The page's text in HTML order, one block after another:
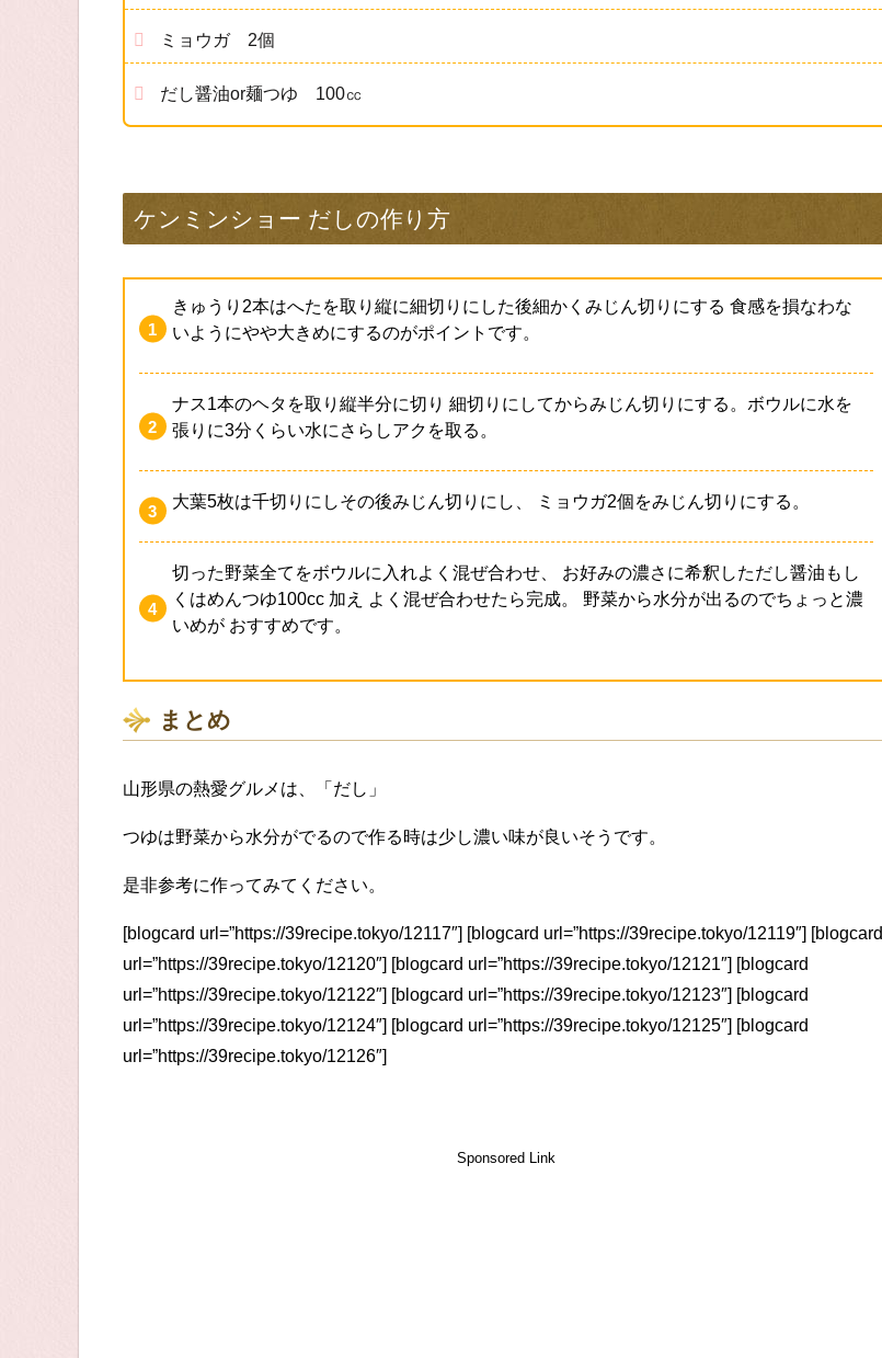
ミョウガ 2個
だし醤油or麺つゆ 100㏄
ケンミンショー だしの作り方
きゅうり2本はへたを取り縦に細切りにした後細かくみじん切りにする 食感を損なわな
いようにやや大きめにするのがポイントです。
ナス1本のヘタを取り縦半分に切り 細切りにしてからみじん切りにする。ボウルに水を
張りに3分くらい水にさらしアクを取る。
大葉5枚は千切りにしその後みじん切りにし、 ミョウガ2個をみじん切りにする。
切った野菜全てをボウルに入れよく混ぜ合わせ、 お好みの濃さに希釈しただし醤油もし
くはめんつゆ100cc 加え よく混ぜ合わせたら完成。 野菜から水分が出るのでちょっと濃
いめが おすすめです。
まとめ
山形県の熱愛グルメは、「だし」
つゆは野菜から水分がでるので作る時は少し濃い味が良いそうです。
是非参考に作ってみてください。
[blogcard url=”https://39recipe.tokyo/12117″] [blogcard url=”https://39recipe.tokyo/12119″] [blogcard
url=”https://39recipe.tokyo/12120″] [blogcard url=”https://39recipe.tokyo/12121″] [blogcard
url=”https://39recipe.tokyo/12122″] [blogcard url=”https://39recipe.tokyo/12123″] [blogcard
url=”https://39recipe.tokyo/12124″] [blogcard url=”https://39recipe.tokyo/12125″] [blogcard
url=”https://39recipe.tokyo/12126″]
Sponsored Link